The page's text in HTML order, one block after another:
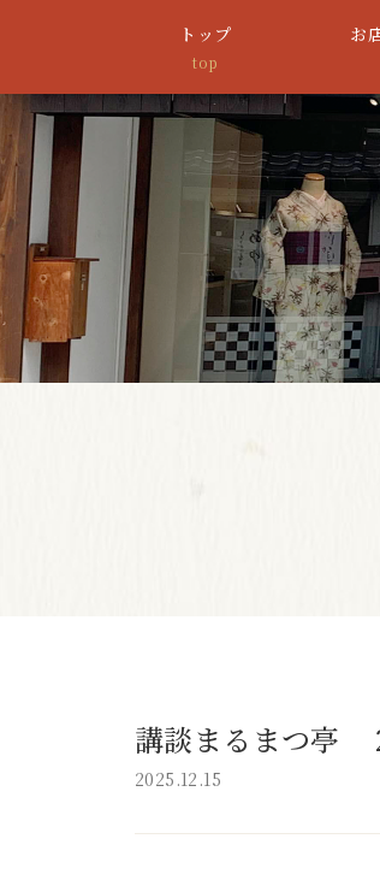
トップ
top
お
講談まるまつ亭
2025.12.15